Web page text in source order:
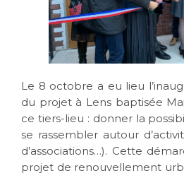
Le 8 octobre a eu lieu
du projet à Lens baptisée
ce tiers-lieu : donner la
se rassembler autour
d’associations…). Cette
projet de renouvellement